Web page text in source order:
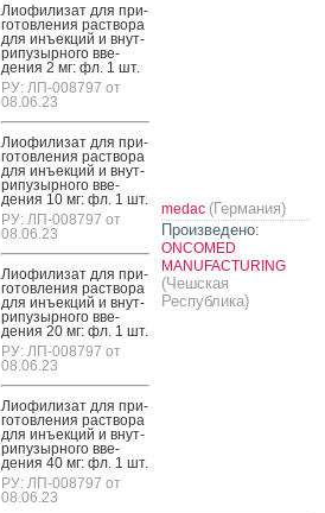
Ли­офи­лизат для при­
готов­ле­ния рас­тво­ра
для инъ­ек­ций и внут­
ри­пузыр­но­го вве­
дения 2 мг: фл. 1 шт.
РУ: ЛП-008797 от
08.06.23
Ли­офи­лизат для при­
готов­ле­ния рас­тво­ра
для инъ­ек­ций и внут­
ри­пузыр­но­го вве­
дения 10 мг: фл. 1 шт.
РУ: ЛП-008797 от
08.06.23
Ли­офи­лизат для при­
готов­ле­ния рас­тво­ра
для инъ­ек­ций и внут­
ри­пузыр­но­го вве­
дения 20 мг: фл. 1 шт.
РУ: ЛП-008797 от
08.06.23
Ли­офи­лизат для при­
готов­ле­ния рас­тво­ра
для инъ­ек­ций и внут­
ри­пузыр­но­го вве­
дения 40 мг: фл. 1 шт.
РУ: ЛП-008797 от
08.06.23
medac (Германия)
Произведено:
ONCOMED
MANUFACTURING
(Чешская
Республика)